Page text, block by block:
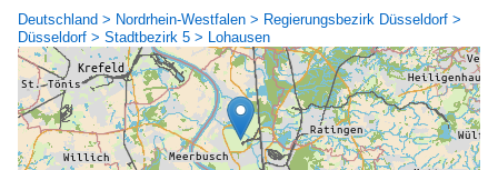
Deutschland > Nordrhein-Westfalen > Regierungsbezirk Düsseldorf >
Düsseldorf > Stadtbezirk 5 > Lohausen